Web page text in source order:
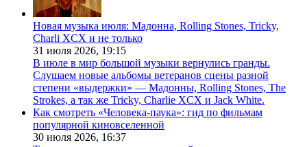
Новая музыка июля: Мадонна, Rolling Stones, Tricky,
Charli XCX и не только
31 июля 2026, 19:15
В июле в мир большой музыки вернулись гранды.
Слушаем новые альбомы ветеранов сцены разной
степени «выдержки» — Мадонны, Rolling Stones, The
Strokes, а так же Tricky, Charlie XCX и Jack White.
Как смотреть «Человека-паука»: гид по фильмам
популярной киновселенной
30 июля 2026, 16:37